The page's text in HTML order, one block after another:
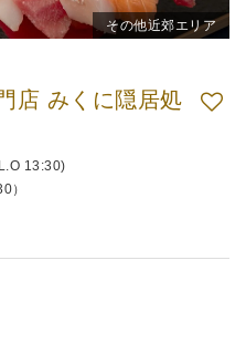
その他近郊エリア
店 みくに隠居処
13:30)
）